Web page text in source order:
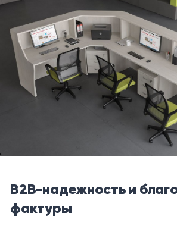
B2B-надежность и
фактуры